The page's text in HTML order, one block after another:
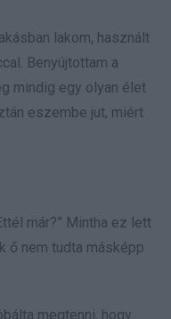
lakom, használt
Benyújtottam a
mindig egy olyan élet
eszembe jut, miért
már?” Mintha ez lett
ő nem tudta másképp
megtenni, hogy